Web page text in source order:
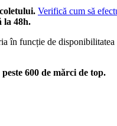
Verifică cum să
la 48h.
în funcție de
600 de mărci de top.